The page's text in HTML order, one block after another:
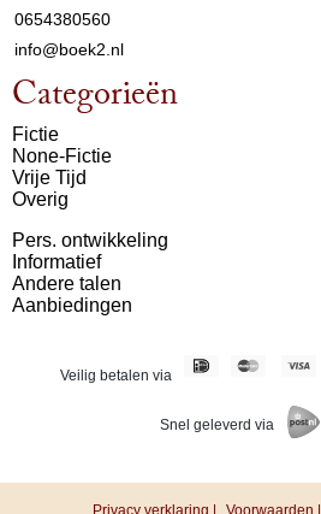
0654380560
info@boek2.nl
Categorieën
Fictie
None-Fictie
Vrije Tijd
Overig
Pers. ontwikkeling
Informatief
Andere talen
Aanbiedingen
Veilig betalen via
Snel geleverd via
Privacy verklaring | Voorwaarden |